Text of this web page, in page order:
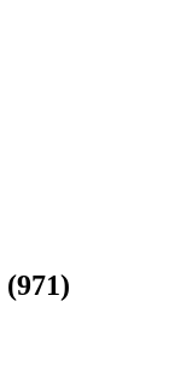
(971)